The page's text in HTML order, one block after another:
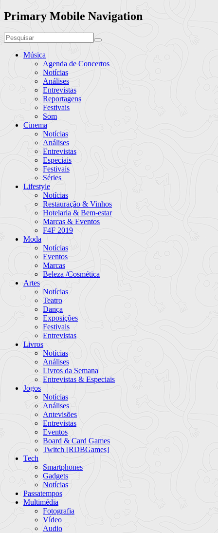
Primary Mobile Navigation
Música
Agenda de Concertos
Notícias
Análises
Entrevistas
Reportagens
Festivais
Som
Cinema
Notícias
Análises
Entrevistas
Especiais
Festivais
Séries
Lifestyle
Notícias
Restauração & Vinhos
Hotelaria & Bem-estar
Marcas & Eventos
F4F 2019
Moda
Notícias
Eventos
Marcas
Beleza /Cosmética
Artes
Notícias
Teatro
Dança
Exposições
Festivais
Entrevistas
Livros
Notícias
Análises
Livros da Semana
Entrevistas & Especiais
Jogos
Notícias
Análises
Antevisões
Entrevistas
Eventos
Board & Card Games
Twitch [RDBGames]
Tech
Smartphones
Gadgets
Notícias
Passatempos
Multimédia
Fotografia
Vídeo
Audio